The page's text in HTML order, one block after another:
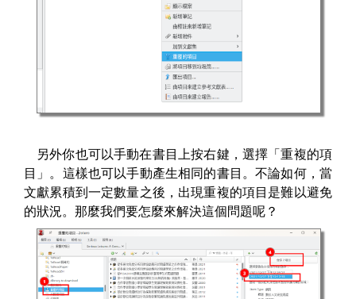
另外你也可以手動在書目上按右鍵，選擇「重複的項
目」。這樣也可以手動產生相同的書目。不論如何，當
文獻累積到一定數量之後，出現重複的項目是難以避免
的狀況。那麼我們要怎麼來解決這個問題呢？